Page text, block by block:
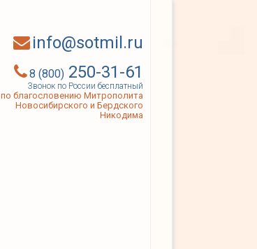
info@sotmil.ru
8 (800) 250-31-61
Звонок по России бесплатный
по благословению Митрополита
Новосибирского и Бердского
Никодима